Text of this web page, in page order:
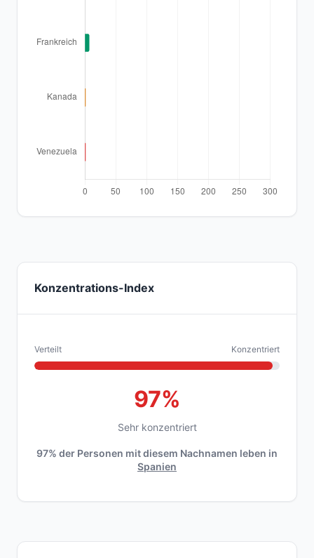
Konzentrations-Index
Verteilt Konzentriert
97%
Sehr konzentriert
97% der Personen mit diesem Nachnamen leben in
Spanien